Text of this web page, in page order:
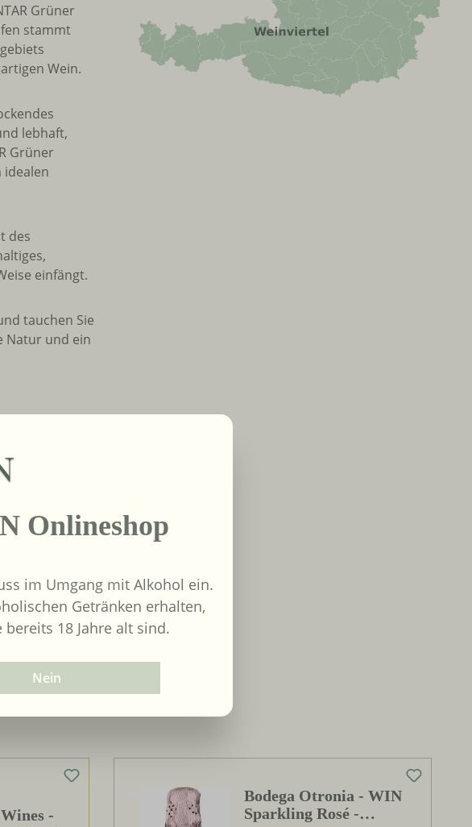
Grüner
stammt
Wein.
lebhaft,
Grüner
idealen
des
einfängt.
tauchen Sie
Natur und ein
Anbau:
-
Bodega Otronia - WIN
Sparkling Rosé -
Onlineshop
im Umgang mit Alkohol ein.
Getränken erhalten,
18 Jahre alt sind.
Nein